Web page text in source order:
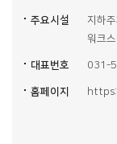
주요시설
지하
워크
대표번호 031-
홈페이지